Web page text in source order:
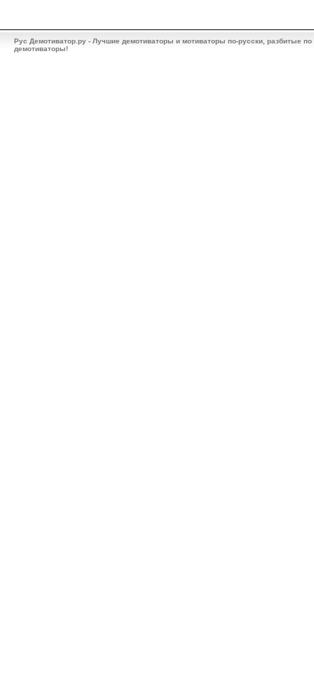
Рус Демотиватор.ру - Лучшие демотиваторы и мотиваторы по-русски, разбитые
демотиваторы!